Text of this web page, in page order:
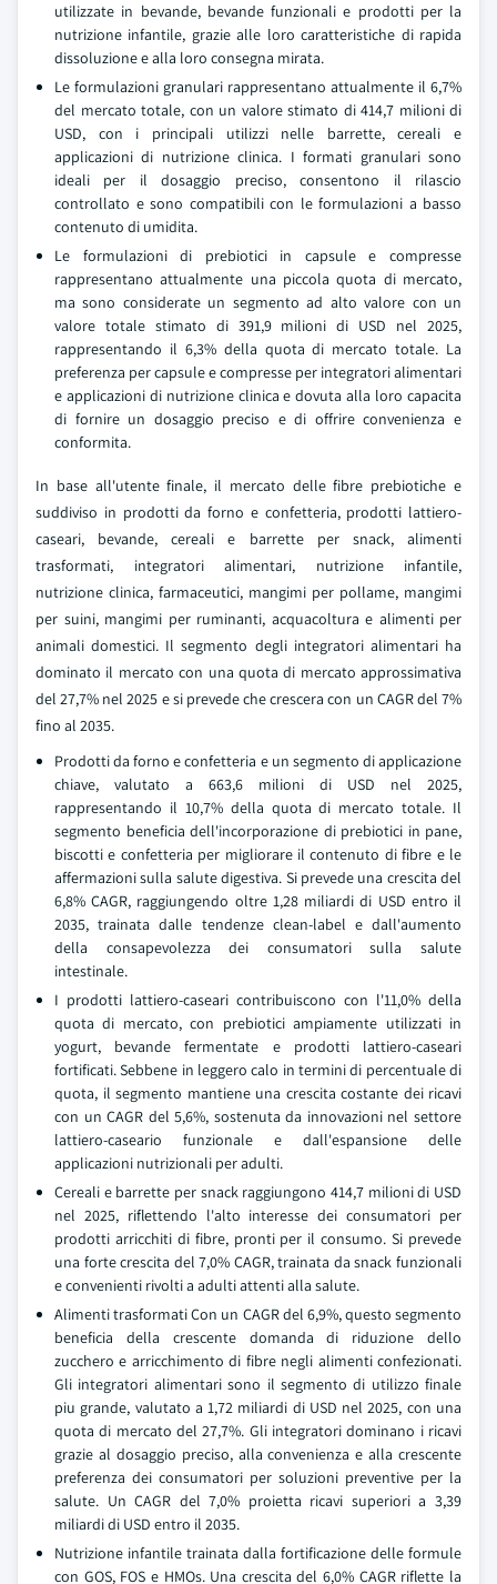
utilizzate in bevande, bevande funzionali e prodotti per la
nutrizione infantile, grazie alle loro caratteristiche di rapida
dissoluzione e alla loro consegna mirata.
Le formulazioni granulari rappresentano attualmente il 6,7%
del mercato totale, con un valore stimato di 414,7 milioni di
USD, con i principali utilizzi nelle barrette, cereali e
applicazioni di nutrizione clinica. I formati granulari sono
ideali per il dosaggio preciso, consentono il rilascio
controllato e sono compatibili con le formulazioni a basso
contenuto di umidita.
Le formulazioni di prebiotici in capsule e compresse
rappresentano attualmente una piccola quota di mercato,
ma sono considerate un segmento ad alto valore con un
valore totale stimato di 391,9 milioni di USD nel 2025,
rappresentando il 6,3% della quota di mercato totale. La
preferenza per capsule e compresse per integratori alimentari
e applicazioni di nutrizione clinica e dovuta alla loro capacita
di fornire un dosaggio preciso e di offrire convenienza e
conformita.
In base all'utente finale, il mercato delle fibre prebiotiche e
suddiviso in prodotti da forno e confetteria, prodotti lattiero-
caseari, bevande, cereali e barrette per snack, alimenti
trasformati, integratori alimentari, nutrizione infantile,
nutrizione clinica, farmaceutici, mangimi per pollame, mangimi
per suini, mangimi per ruminanti, acquacoltura e alimenti per
animali domestici. Il segmento degli integratori alimentari ha
dominato il mercato con una quota di mercato approssimativa
del 27,7% nel 2025 e si prevede che crescera con un CAGR del 7%
fino al 2035.
Prodotti da forno e confetteria e un segmento di applicazione
chiave, valutato a 663,6 milioni di USD nel 2025,
rappresentando il 10,7% della quota di mercato totale. Il
segmento beneficia dell'incorporazione di prebiotici in pane,
biscotti e confetteria per migliorare il contenuto di fibre e le
affermazioni sulla salute digestiva. Si prevede una crescita del
6,8% CAGR, raggiungendo oltre 1,28 miliardi di USD entro il
2035, trainata dalle tendenze clean-label e dall'aumento
della consapevolezza dei consumatori sulla salute
intestinale.
I prodotti lattiero-caseari contribuiscono con l'11,0% della
quota di mercato, con prebiotici ampiamente utilizzati in
yogurt, bevande fermentate e prodotti lattiero-caseari
fortificati. Sebbene in leggero calo in termini di percentuale di
quota, il segmento mantiene una crescita costante dei ricavi
con un CAGR del 5,6%, sostenuta da innovazioni nel settore
lattiero-caseario funzionale e dall'espansione delle
applicazioni nutrizionali per adulti.
Cereali e barrette per snack raggiungono 414,7 milioni di USD
nel 2025, riflettendo l'alto interesse dei consumatori per
prodotti arricchiti di fibre, pronti per il consumo. Si prevede
una forte crescita del 7,0% CAGR, trainata da snack funzionali
e convenienti rivolti a adulti attenti alla salute.
Alimenti trasformati Con un CAGR del 6,9%, questo segmento
beneficia della crescente domanda di riduzione dello
zucchero e arricchimento di fibre negli alimenti confezionati.
Gli integratori alimentari sono il segmento di utilizzo finale
piu grande, valutato a 1,72 miliardi di USD nel 2025, con una
quota di mercato del 27,7%. Gli integratori dominano i ricavi
grazie al dosaggio preciso, alla convenienza e alla crescente
preferenza dei consumatori per soluzioni preventive per la
salute. Un CAGR del 7,0% proietta ricavi superiori a 3,39
miliardi di USD entro il 2035.
Nutrizione infantile trainata dalla fortificazione delle formule
con GOS, FOS e HMOs. Una crescita del 6,0% CAGR riflette la